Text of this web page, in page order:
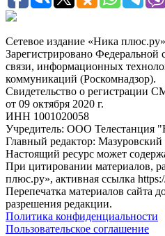
Сетевое издание «Ника плюс.ру»
Зарегистрировано Федеральной
связи, информационных
коммуникаций (Роскомнадзор).
Свидетельство о
от 09 октября 2020 г.
ИНН 1001020058
Учредитель: ООО
Главный редактор:
Настоящий ресурс может
При цитировании материалов,
плюс.ру», активная ссылка
Перепечатка материалов сайта
разрешения редакции.
Политика конфиденциальности
Пользовательское соглашение